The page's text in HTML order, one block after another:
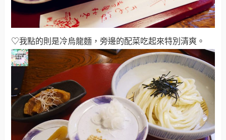
♡我點的則是冷烏龍麵，旁邊的配菜吃起來特別清爽。